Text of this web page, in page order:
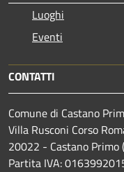
Luoghi
Eventi
CONTATTI
Comune di Castano
Villa Rusconi Corso
20022 - Castano Primo
Partita IVA: